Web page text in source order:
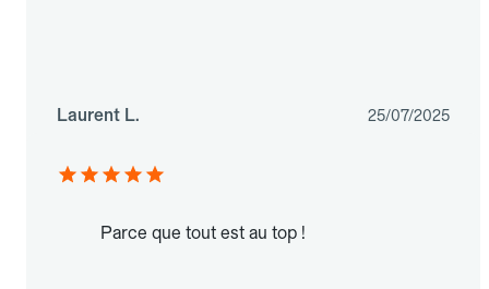
Laurent L. 25/07/2025
Parce que tout est au top !